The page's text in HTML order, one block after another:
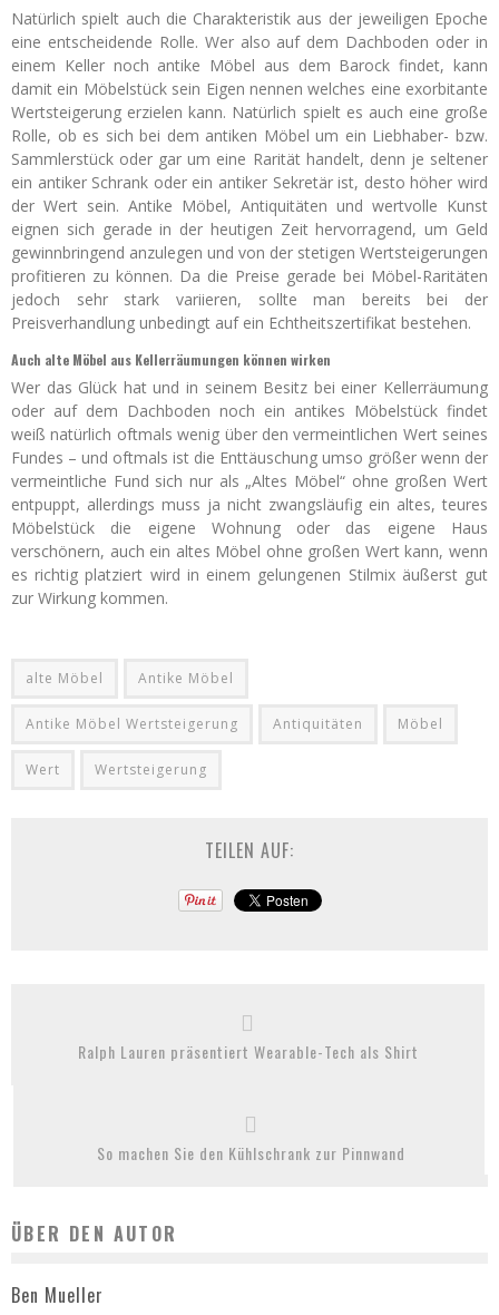
Natürlich spielt auch die Charakteristik aus der jeweiligen Epoche
eine entscheidende Rolle. Wer also auf dem Dachboden oder in
einem Keller noch antike Möbel aus dem Barock findet, kann
damit ein Möbelstück sein Eigen nennen welches eine exorbitante
Wertsteigerung erzielen kann. Natürlich spielt es auch eine große
Rolle, ob es sich bei dem antiken Möbel um ein Liebhaber- bzw.
Sammlerstück oder gar um eine Rarität handelt, denn je seltener
ein antiker Schrank oder ein antiker Sekretär ist, desto höher wird
der Wert sein. Antike Möbel, Antiquitäten und wertvolle Kunst
eignen sich gerade in der heutigen Zeit hervorragend, um Geld
gewinnbringend anzulegen und von der stetigen Wertsteigerungen
profitieren zu können. Da die Preise gerade bei Möbel-Raritäten
jedoch sehr stark variieren, sollte man bereits bei der
Preisverhandlung unbedingt auf ein Echtheitszertifikat bestehen.
Auch alte Möbel aus Kellerräumungen können wirken
Wer das Glück hat und in seinem Besitz bei einer Kellerräumung
oder auf dem Dachboden noch ein antikes Möbelstück findet
weiß natürlich oftmals wenig über den vermeintlichen Wert seines
Fundes – und oftmals ist die Enttäuschung umso größer wenn der
vermeintliche Fund sich nur als „Altes Möbel“ ohne großen Wert
entpuppt, allerdings muss ja nicht zwangsläufig ein altes, teures
Möbelstück die eigene Wohnung oder das eigene Haus
verschönern, auch ein altes Möbel ohne großen Wert kann, wenn
es richtig platziert wird in einem gelungenen Stilmix äußerst gut
zur Wirkung kommen.
alte Möbel Antike Möbel
Antike Möbel Wertsteigerung Antiquitäten Möbel
Wert Wertsteigerung
TEILEN AUF:
Ralph Lauren präsentiert Wearable-Tech als Shirt
So machen Sie den Kühlschrank zur Pinnwand
ÜBER DEN AUTOR
Ben Mueller